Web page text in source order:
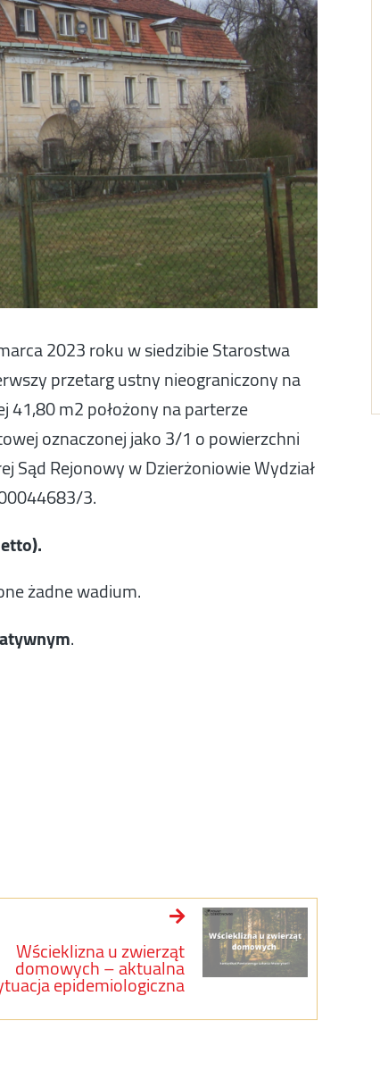
2023 roku w siedzibie Starostwa
przetarg ustny nieograniczony na
m2 położony na parterze
oznaczonej jako 3/1 o powierzchni
Sąd Rejonowy w Dzierżoniowie Wydział
3.
żadne wadium.
.
Wścieklizna u zwierząt
domowych – aktualna
epidemiologiczna